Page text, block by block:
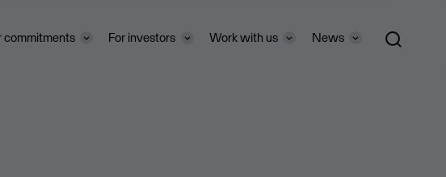
commitments For investors Work with us News